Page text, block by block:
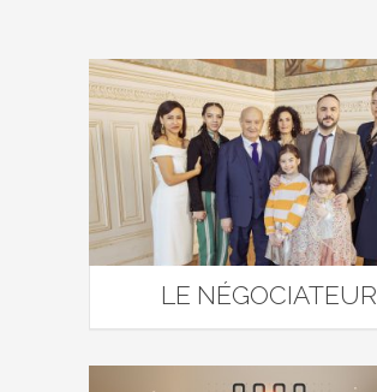
LE NÉGOCIATEUR